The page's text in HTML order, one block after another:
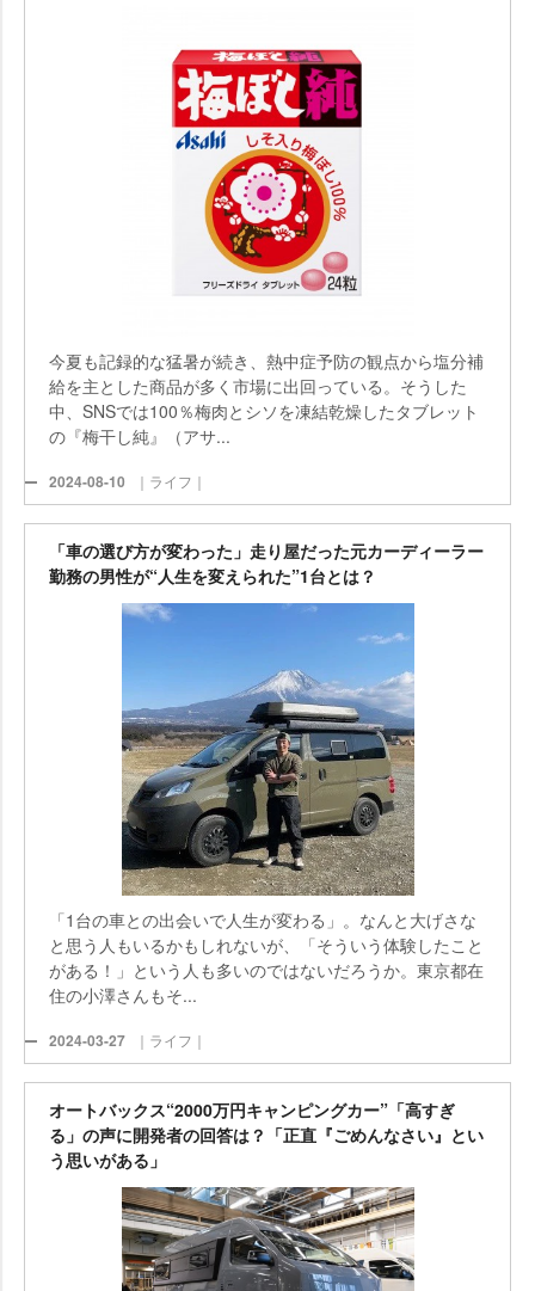
今夏も記録的な猛暑が続き、熱中症予防の観点から塩分補
給を主とした商品が多く市場に出回っている。そうした
中、SNSでは100％梅肉とシソを凍結乾燥したタブレット
の『梅干し純』（アサ...
2024-08-10 ｜ライフ｜
「車の選び方が変わった」走り屋だった元カーディーラー
勤務の男性が“人生を変えられた”1台とは？
「1台の車との出会いで人生が変わる」。なんと大げさな
と思う人もいるかもしれないが、「そういう体験したこと
がある！」という人も多いのではないだろうか。東京都在
住の小澤さんもそ...
2024-03-27 ｜ライフ｜
オートバックス“2000万円キャンピングカー”「高すぎ
る」の声に開発者の回答は？「正直『ごめんなさい』とい
う思いがある」